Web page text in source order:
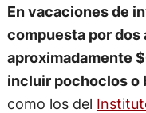
En vacaciones de
compuesta por
aproximadamente
incluir pochoclos o
como los del